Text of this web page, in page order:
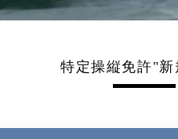
特定操縦免許"新